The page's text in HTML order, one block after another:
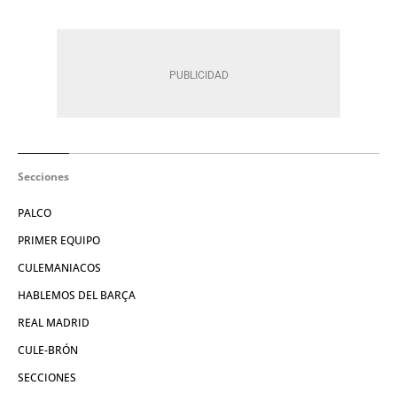
Secciones
PALCO
PRIMER EQUIPO
CULEMANIACOS
HABLEMOS DEL BARÇA
REAL MADRID
CULE-BRÓN
SECCIONES